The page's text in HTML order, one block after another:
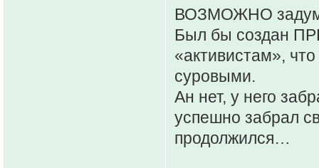
ВОЗМОЖНО
Был бы создан
«активистам»,
суровыми.
Ан нет, у него
успешно забрал
продолжился…